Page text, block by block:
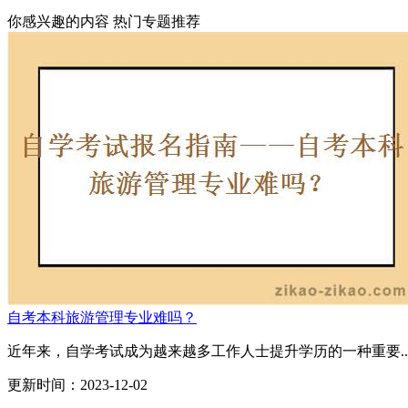
你感兴趣的内容 热门专题推荐
自考本科旅游管理专业难吗？
近年来，自学考试成为越来越多工作人士提升学历的一种重要
更新时间：2023-12-02